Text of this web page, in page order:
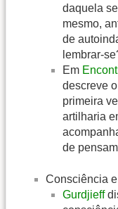
daquela
mesmo,
de
lembrar-
Em
descreve
primeira
artilharia
de
Consciência
Gurdjieff